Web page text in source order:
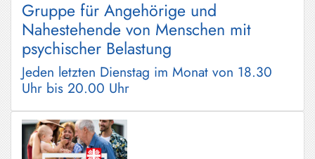
Gruppe für Angehörige und
Nahestehende von Menschen mit
psychischer Belastung
Jeden letzten Dienstag im Monat von 18.30
Uhr bis 20.00 Uhr